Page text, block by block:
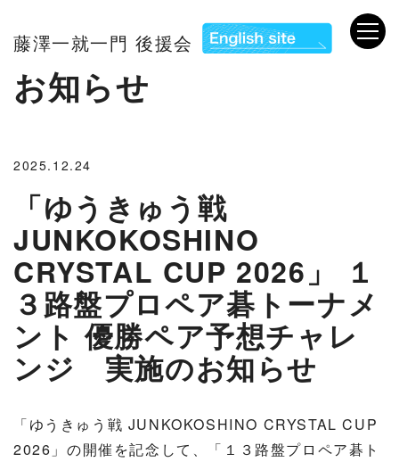
藤澤一就一門 後援会
お知らせ
2025.12.24
「ゆうきゅう戦
JUNKOKOSHINO
CRYSTAL CUP 2026」 １
３路盤プロペア碁トーナメ
ント 優勝ペア予想チャレ
ンジ 実施のお知らせ
「ゆうきゅう戦 JUNKOKOSHINO CRYSTAL CUP
2026」の開催を記念して、「１３路盤プロペア碁ト